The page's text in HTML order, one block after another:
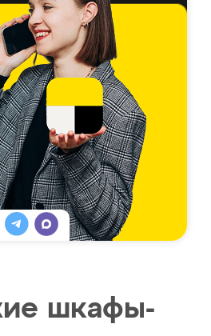
шкафы-